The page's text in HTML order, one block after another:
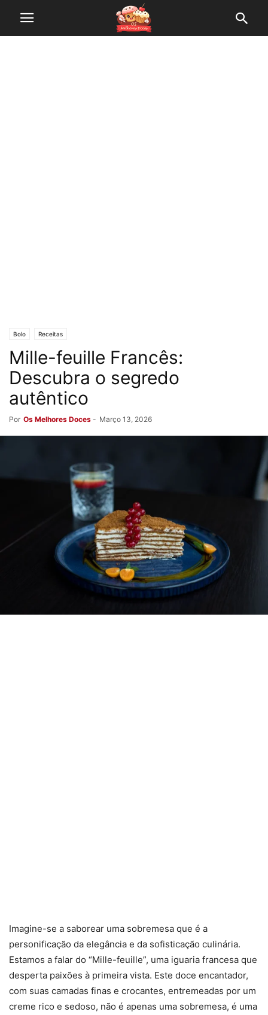
Bolo Receitas
Mille-feuille Francês:
Descubra o segredo
autêntico
Por Os Melhores Doces - Março 13, 2026
Imagine-se a saborear uma sobremesa que é a
personificação da elegância e da sofisticação culinária.
Estamos a falar do “Mille-feuille”, uma iguaria francesa que
desperta paixões à primeira vista. Este doce encantador,
com suas camadas finas e crocantes, entremeadas por um
creme rico e sedoso, não é apenas uma sobremesa, é uma